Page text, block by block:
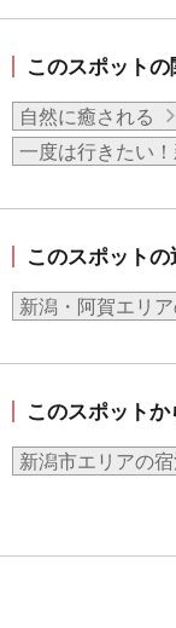
このスポット
自然に癒される
一度は行きたい
このスポット
新潟・阿賀エリ
このスポット
新潟市エリアの